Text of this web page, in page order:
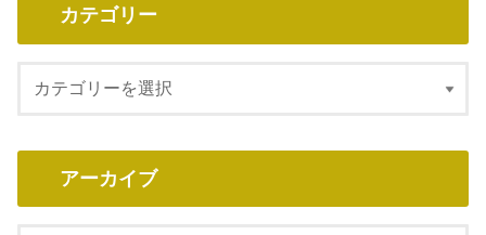
カテゴリー
アーカイブ